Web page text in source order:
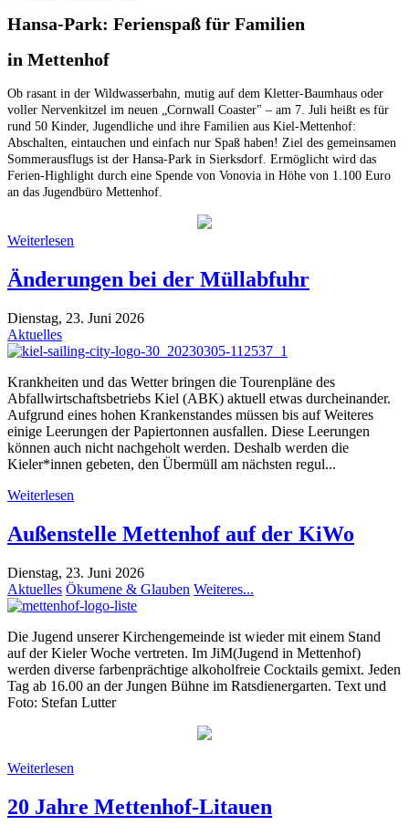
Hansa-Park: Ferienspaß für Familien
in Mettenhof
Ob rasant in der Wildwasserbahn, mutig auf dem Kletter-Baumhaus oder
voller Nervenkitzel im neuen „Cornwall Coaster" – am 7. Juli heißt es für
rund 50 Kinder, Jugendliche und ihre Familien aus Kiel-Mettenhof:
Abschalten, eintauchen und einfach nur Spaß haben! Ziel des gemeinsamen
Sommerausflugs ist der Hansa-Park in Sierksdorf. Ermöglicht wird das
Ferien-Highlight durch eine Spende von Vonovia in Höhe von 1.100 Euro
an das Jugendbüro Mettenhof.
Weiterlesen
Änderungen bei der Müllabfuhr
Dienstag, 23. Juni 2026
Aktuelles
Krankheiten und das Wetter bringen die Tourenpläne des
Abfallwirtschaftsbetriebs Kiel (ABK) aktuell etwas durcheinander.
Aufgrund eines hohen Krankenstandes müssen bis auf Weiteres
einige Leerungen der Papiertonnen ausfallen. Diese Leerungen
können auch nicht nachgeholt werden. Deshalb werden die
Kieler*innen gebeten, den Übermüll am nächsten regul...
Weiterlesen
Außenstelle Mettenhof auf der KiWo
Dienstag, 23. Juni 2026
Aktuelles Ökumene & Glauben Weiteres...
Die Jugend unserer Kirchengemeinde ist wieder mit einem Stand
auf der Kieler Woche vertreten. Im JiM(Jugend in Mettenhof)
werden diverse farbenprächtige alkoholfreie Cocktails gemixt. Jeden
Tag ab 16.00 an der Jungen Bühne im Ratsdienergarten. Text und
Foto: Stefan Lutter
Weiterlesen
20 Jahre Mettenhof-Litauen